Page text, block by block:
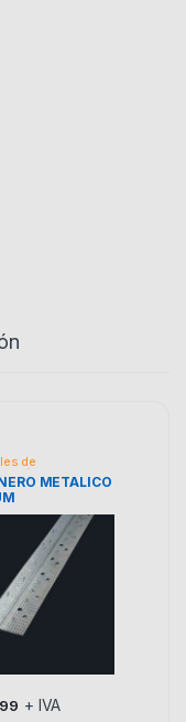
RECTO COVO
de
METALICO
+ IVA